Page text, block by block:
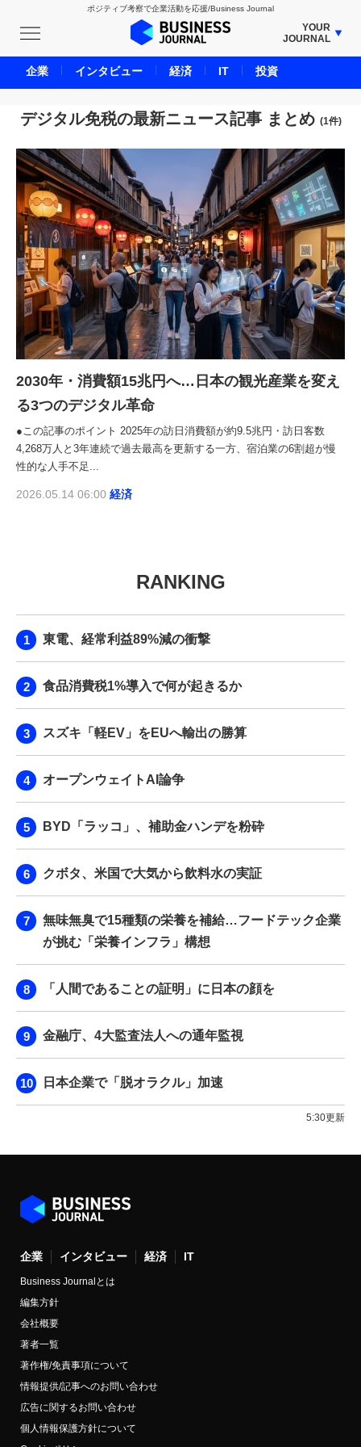
ポジティブ考察で企業活動を応援/Business Journal
YOUR
JOURNAL
BUSINESS JOURNAL
UNICORN JOURNAL
CARBON CREDITS JOURNAL
ENERGY MANAGEMENT JOURNAL
INBOUND JOURNAL
LIFE ENDING JOURNAL
AI JOURNAL
REAL ESTATE BROKERAGE JOURNAL
SMART MARKETING JOURNAL
BPaaS JOURNAL
ADOPTABLE DOG JOURNAL
デジタル免税の最新ニュース記事 まとめ (1件)
2030年・消費額15兆円へ…日本の観光産業を変え
る3つのデジタル革命
●この記事のポイント 2025年の訪日消費額が約9.5兆円・訪日客数
4,268万人と3年連続で過去最高を更新する一方、宿泊業の6割超が慢
性的な人手不足...
2026.05.14 06:00 経済
RANKING
東電、経常利益89%減の衝撃
食品消費税1%導入で何が起きるか
スズキ「軽EV」をEUへ輸出の勝算
オープンウェイトAI論争
BYD「ラッコ」、補助金ハンデを粉砕
クボタ、米国で大気から飲料水の実証
無味無臭で15種類の栄養を補給…フードテック企業
が挑む「栄養インフラ」構想
「人間であることの証明」に日本の顔を
金融庁、4大監査法人への通年監視
日本企業で「脱オラクル」加速
5:30更新
企業 インタビュー 経済 IT
Business Journalとは
編集方針
会社概要
著者一覧
著作権/免責事項について
情報提供/記事へのお問い合わせ
広告に関するお問い合わせ
個人情報保護方針について
企業 インタビュー 経済 IT 投資